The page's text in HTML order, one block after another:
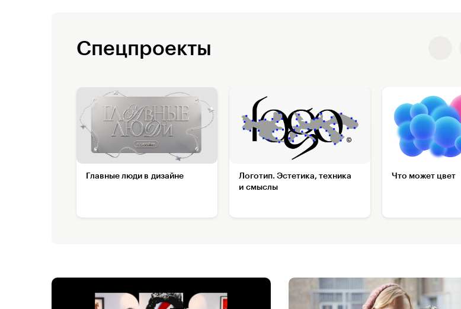
Спецпроекты
Главные люди в дизайне
Логотип. Эстетика, техника
и смыслы
Что может цвет